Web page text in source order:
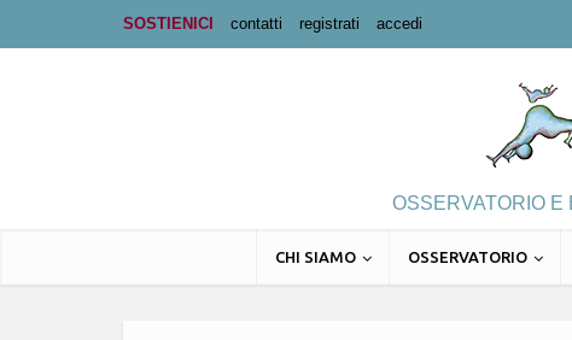
SOSTIENICI contatti registrati accedi
OSSERVATORIO E
CHI SIAMO OSSERVATORIO